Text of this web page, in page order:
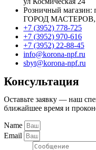
Розничный
ГОРОД МАСТЕРОВ,
+7 (3952) 778-725
+7 (3952) 970-616
+7 (3952) 22-88-45
info@korona-npf.ru
sbyt@korona-npf.ru
Консультация
Оставьте заявку — наш
ближайшее время и
Name
Email